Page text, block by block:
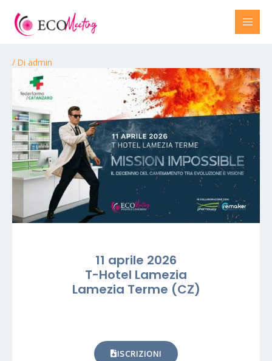
/ Di admin
11 aprile 2026
T-Hotel Lamezia
Lamezia Terme (CZ)
ISCRIZIONI